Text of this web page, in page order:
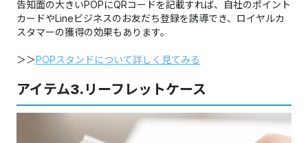
告知面の大きいPOPにQRコードを記載すれば、自社のポイント
カードやLineビジネスのお友だち登録を誘導でき、ロイヤルカ
スタマーの獲得の効果もあります。
＞＞POPスタンドについて詳しく見てみる
アイテム3.リーフレットケース